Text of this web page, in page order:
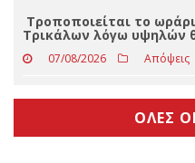
για το Διεθνές
Τρικάλων
07/08/2026 Απόψεις
Τροποποιείται το
Τρικάλων λόγω υψηλών
07/08/2026 Απόψεις